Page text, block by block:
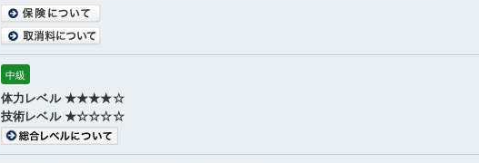
中級
体力レベル ★★★★☆
技術レベル ★☆☆☆☆